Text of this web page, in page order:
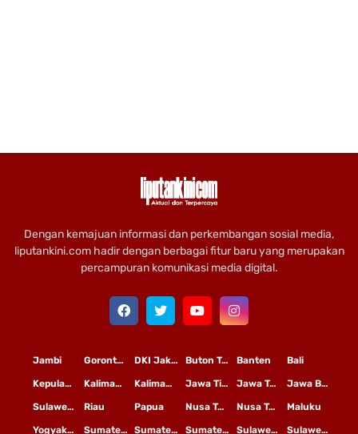
Dengan kemajuan informasi dan perkembangan sosial media,
liputankini.com hadir dengan berbagai fitur baru yang merupakan
percampuran komunikasi media digital.
Bali
Banten
Buton Tengah
DKI Jakarta
Gorontalo
Jambi
Jawa Barat
Jawa Tengah
Jawa Timur
Kalimantan Tengah
Kalimantan Timur
Kepulauan Riau
Maluku
Nusa Tenggara Barat
Nusa Tenggara Timur
Papua
Riau
Sulawesi Selatan
Sulawesi Tengah
Sulawesi Utara
Sumatera Barat
Sumatera Selatan
Sumatera Utara
Yogyakarta